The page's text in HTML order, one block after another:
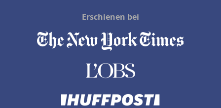
Erschienen bei